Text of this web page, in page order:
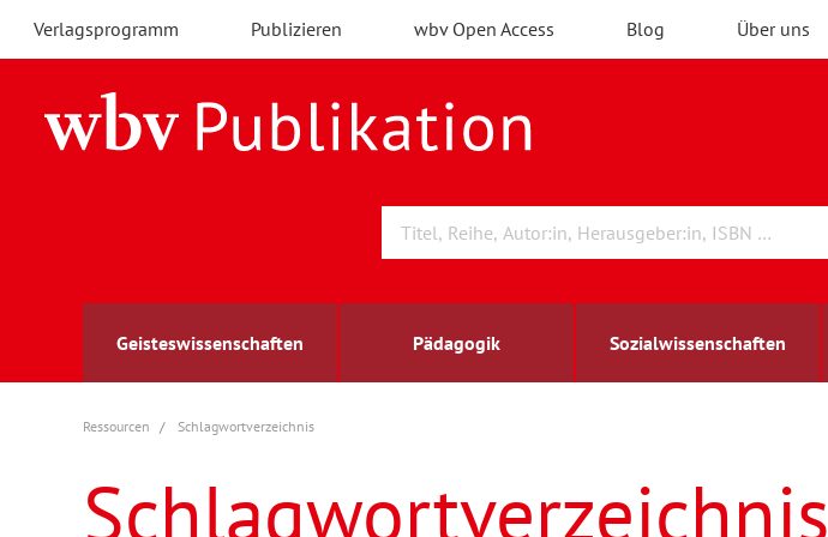
Verlagsprogramm Publizieren wbv Open Access Blog Über uns
Geisteswissenschaften Pädagogik Sozialwissenschaften
Archäologie
Berufs- und Wirtschaftspädagogik
Arbeitsmarktforschung
Außenwirtschaft
berufsbildung
Ressourcen Schlagwortverzeichnis
Schlagwortverzeichnis